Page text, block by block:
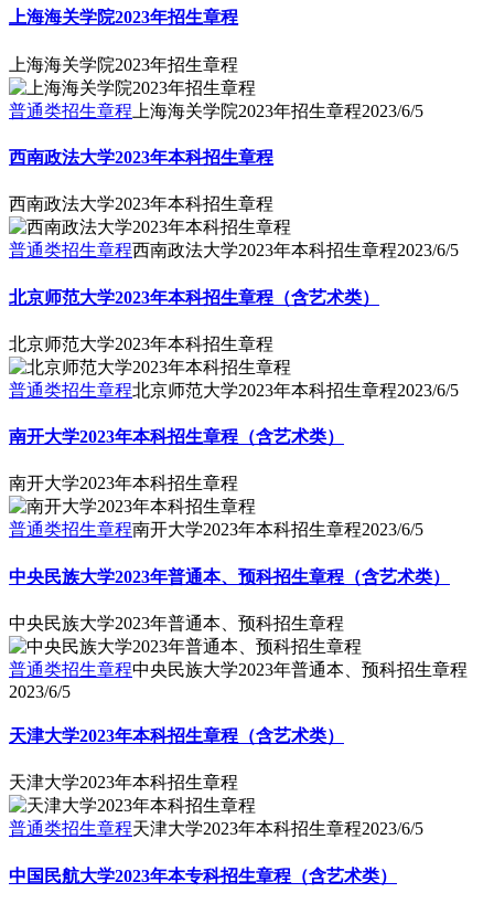
上海海关学院2023年招生章程
上海海关学院2023年招生章程
普通类招生章程 上海海关学院2023年招生章程2023/6/5
西南政法大学2023年本科招生章程
西南政法大学2023年本科招生章程
普通类招生章程西南政法大学2023年本科招生章程2023/6/5
北京师范大学2023年本科招生章程（含艺术类）
北京师范大学2023年本科招生章程
普通类招生章程北京师范大学2023年本科招生章程2023/6/5
南开大学2023年本科招生章程（含艺术类）
南开大学2023年本科招生章程
普通类招生章程南开大学2023年本科招生章程2023/6/5
中央民族大学2023年普通本、预科招生章程（含艺术类）
中央民族大学2023年普通本、预科招生章程
普通类招生章程中央民族大学2023年普通本、预科招生章程
2023/6/5
天津大学2023年本科招生章程（含艺术类）
天津大学2023年本科招生章程
普通类招生章程天津大学2023年本科招生章程2023/6/5
中国民航大学2023年本专科招生章程（含艺术类）